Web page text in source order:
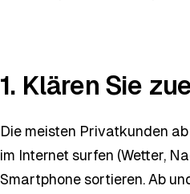
1. Klären Sie
Die meisten Privatkunden
im Internet surfen (Wetter,
Smartphone sortieren. Ab